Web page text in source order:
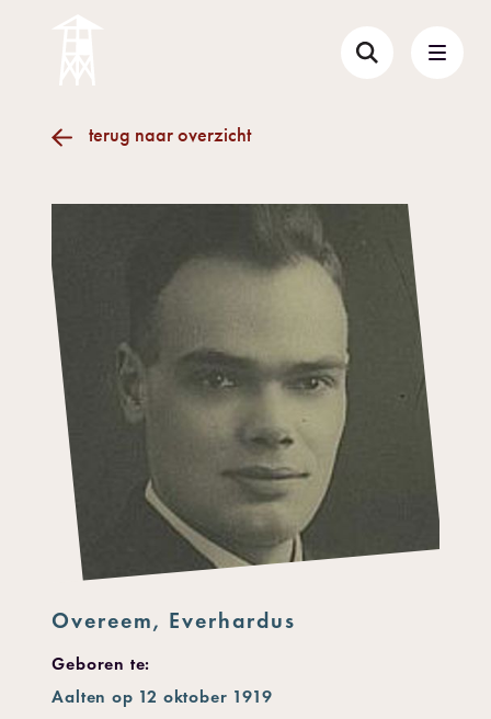
terug naar overzicht
Overeem, Everhardus
Geboren te:
Aalten op 12 oktober 1919